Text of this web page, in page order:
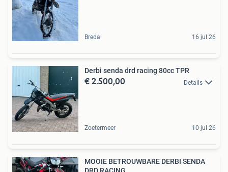
Breda 16 jul 26
Derbi senda drd racing 80cc TPR
€ 2.500,00 Details
Zoetermeer 10 jul 26
MOOIE BETROUWBARE DERBI SENDA